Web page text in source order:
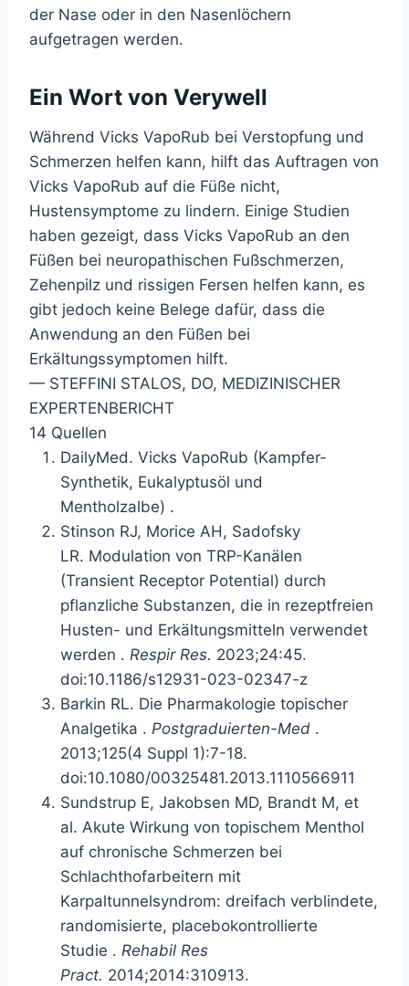
der Nase oder in den Nasenlöchern
aufgetragen werden.
Ein Wort von Verywell
Während Vicks VapoRub bei Verstopfung und
Schmerzen helfen kann, hilft das Auftragen von
Vicks VapoRub auf die Füße nicht,
Hustensymptome zu lindern. Einige Studien
haben gezeigt, dass Vicks VapoRub an den
Füßen bei neuropathischen Fußschmerzen,
Zehenpilz und rissigen Fersen helfen kann, es
gibt jedoch keine Belege dafür, dass die
Anwendung an den Füßen bei
Erkältungssymptomen hilft.
— STEFFINI STALOS, DO, MEDIZINISCHER
EXPERTENBERICHT
14 Quellen
DailyMed. Vicks VapoRub (Kampfer-
Synthetik, Eukalyptusöl und
Mentholzalbe) .
Stinson RJ, Morice AH, Sadofsky
LR. Modulation von TRP-Kanälen
(Transient Receptor Potential) durch
pflanzliche Substanzen, die in rezeptfreien
Husten- und Erkältungsmitteln verwendet
werden . Respir Res. 2023;24:45.
doi:10.1186/s12931-023-02347-z
Barkin RL. Die Pharmakologie topischer
Analgetika . Postgraduierten-Med .
2013;125(4 Suppl 1):7-18.
doi:10.1080/00325481.2013.1110566911
Sundstrup E, Jakobsen MD, Brandt M, et
al. Akute Wirkung von topischem Menthol
auf chronische Schmerzen bei
Schlachthofarbeitern mit
Karpaltunnelsyndrom: dreifach verblindete,
randomisierte, placebokontrollierte
Studie . Rehabil Res
Pract. 2014;2014:310913.